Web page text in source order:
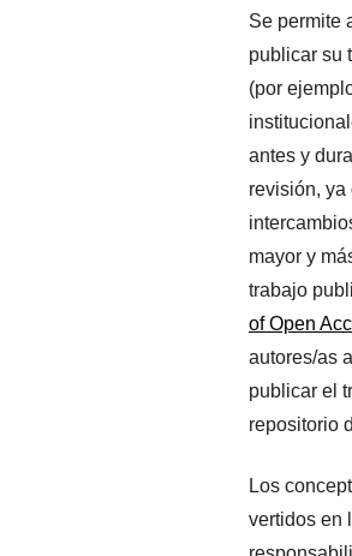
Se permite
publicar su
(por
antes y
revisión, ya
mayor y
trabajo
of Open
autores/as
publicar el
repositorio
Los
vertidos en